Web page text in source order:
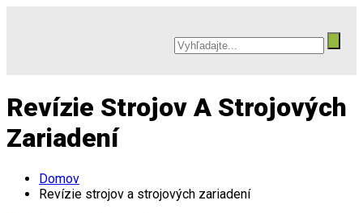
Revízie Strojov A Strojových
Zariadení
Domov
Revízie strojov a strojových zariadení